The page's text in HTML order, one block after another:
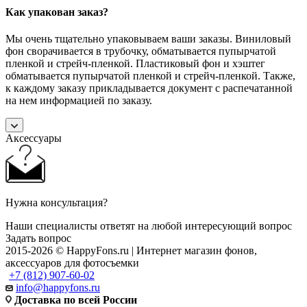
Как упакован заказ?
Мы очень тщательно упаковываем ваши заказы. Виниловый
фон сворачивается в трубочку, обматывается пупырчатой
пленкой и стрейч-пленкой. Пластиковый фон и хэштег
обматывается пупырчатой пленкой и стрейч-пленкой. Также,
к каждому заказу прикладывается документ с распечатанной
на нем информацией по заказу.
Аксессуары
Нужна консультация?
Наши специалисты ответят на любой интересующий вопрос
Задать вопрос
2015-2026 © HappyFons.ru | Интернет магазин фонов,
аксессуаров для фотосъемки
+7 (812) 907-60-02
info@happyfons.ru
Доставка по всей России